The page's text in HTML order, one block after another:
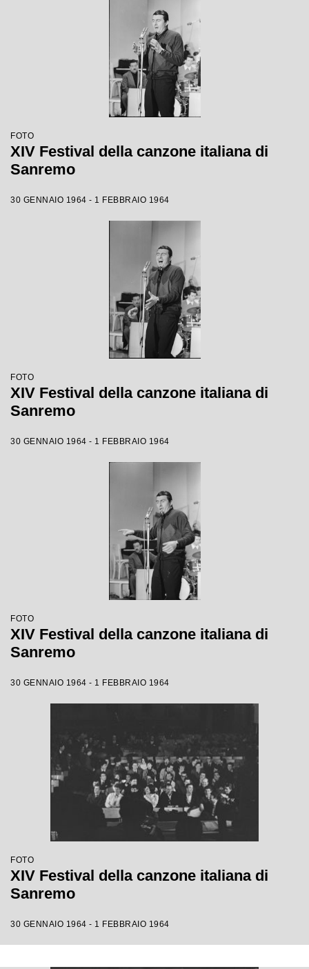
FOTO
XIV Festival della canzone italiana di
Sanremo
30 GENNAIO 1964 - 1 FEBBRAIO 1964
FOTO
XIV Festival della canzone italiana di
Sanremo
30 GENNAIO 1964 - 1 FEBBRAIO 1964
FOTO
XIV Festival della canzone italiana di
Sanremo
30 GENNAIO 1964 - 1 FEBBRAIO 1964
FOTO
XIV Festival della canzone italiana di
Sanremo
30 GENNAIO 1964 - 1 FEBBRAIO 1964